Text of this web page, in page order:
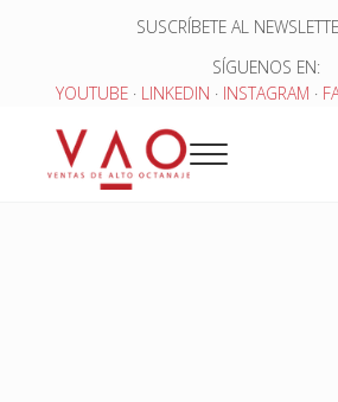
Saltar al contenido principal
Skip to header right navigation
SUSCRÍBETE AL
SÍGUENOS EN:
YOUTUBE · LINKEDIN · INSTAGRAM ·
Menu